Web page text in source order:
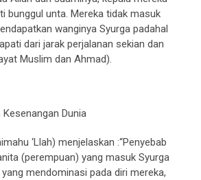
bunggul unta. Mereka tidak masuk
wanginya Syurga padahal
dari jarak perjalanan sekian dan
Muslim dan Ahmad).
Dunia
‘Llah) menjelaskan :“Penyebab
(perempuan) yang masuk Syurga
mendominasi pada diri mereka,